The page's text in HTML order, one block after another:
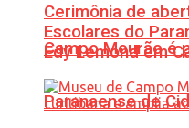
Campo Mourão é
Paranaense de
Cerimônia de
Escolares do
Edy Lemond em